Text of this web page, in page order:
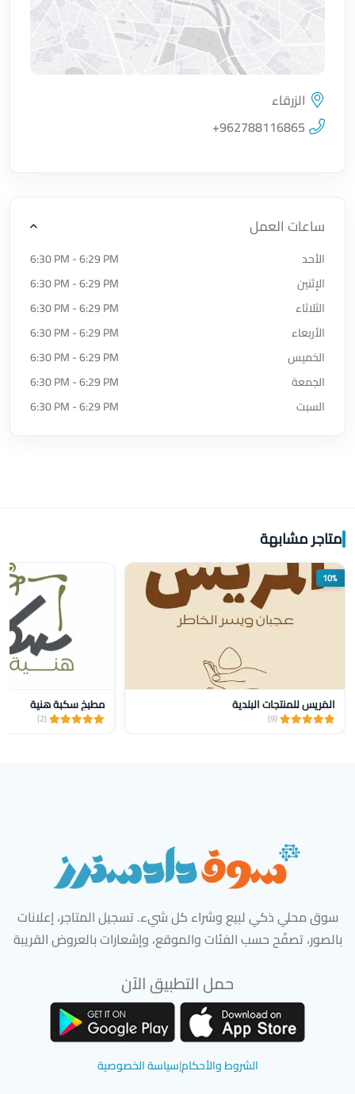
اضغط لتحميل الموقع
الزرقاء
+962788116865
ساعات العمل
الأحد
6:30 PM - 6:29 PM
الإثنين
6:30 PM - 6:29 PM
الثلاثاء
6:30 PM - 6:29 PM
الأربعاء
6:30 PM - 6:29 PM
الخميس
6:30 PM - 6:29 PM
الجمعة
6:30 PM - 6:29 PM
السبت
6:30 PM - 6:29 PM
متاجر مشابهة
10%
المَريس للمنتجات البلدية
(9)
مطبخ سكبة هنية
(2)
سوق محلي ذكي لبيع وشراء كل شيء. تسجيل المتاجر، إعلانات
بالصور، تصفّح حسب الفئات والموقع، وإشعارات بالعروض القريبة
حمل التطبيق الآن
الشروط والأحكام|سياسة الخصوصية